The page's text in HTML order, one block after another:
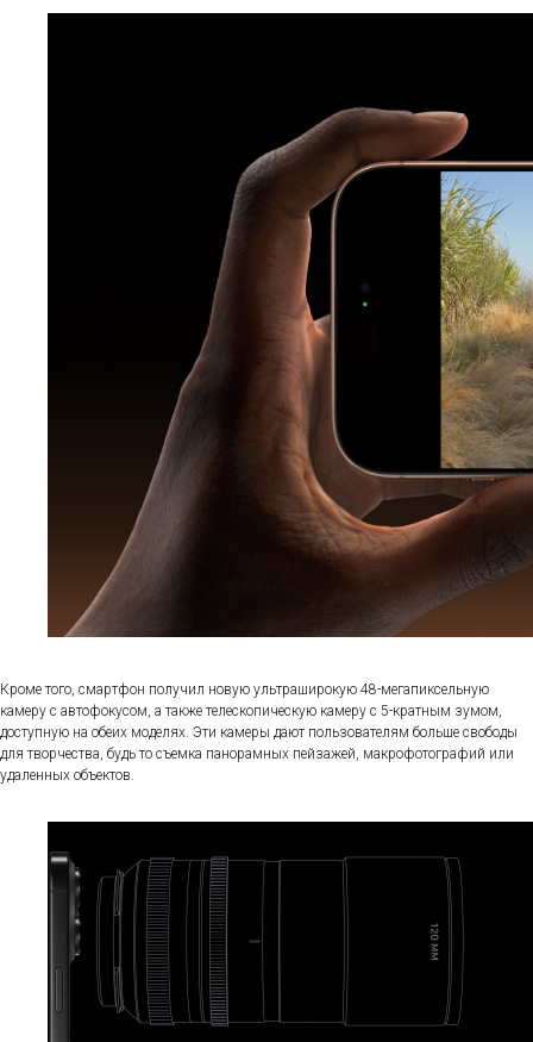
Кроме того, смартфон получил новую ультраширокую 48-мегапиксельную
камеру с автофокусом, а также телескопическую камеру с 5-кратным зумом,
доступную на обеих моделях. Эти камеры дают пользователям больше свободы
для творчества, будь то съемка панорамных пейзажей, макрофотографий или
удаленных объектов.